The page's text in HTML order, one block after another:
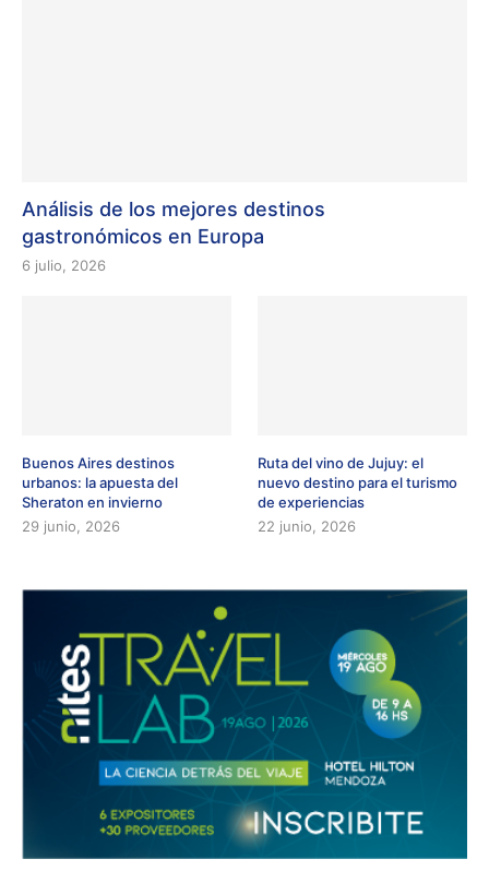
Análisis de los mejores destinos
gastronómicos en Europa
6 julio, 2026
Buenos Aires destinos
urbanos: la apuesta del
Sheraton en invierno
29 junio, 2026
Ruta del vino de Jujuy: el
nuevo destino para el turismo
de experiencias
22 junio, 2026